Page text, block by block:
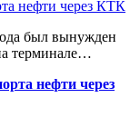
нефти через КТК
был вынужден
терминале…
нефти через